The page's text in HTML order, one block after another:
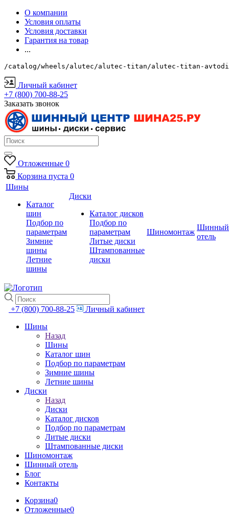
О компании
Условия оплаты
Условия доставки
Гарантия на товар
...
/catalog/wheels/alutec/alutec-titan/alutec-titan-
Личный кабинет
+7 (800) 700-88-25
Заказать звонок
Отложенные 0
Корзина пуста 0
Шины
Каталог
шин
Подбор по
параметрам
Зимние
шины
Летние
шины
Диски
Каталог дисков
Подбор по
параметрам
Литые диски
Штампованные
диски
Шиномонтаж
Шинный
отель
+7 (800) 700-88-25
Личный кабинет
Шины
Назад
Шины
Каталог шин
Подбор по параметрам
Зимние шины
Летние шины
Диски
Назад
Диски
Каталог дисков
Подбор по параметрам
Литые диски
Штампованные диски
Шиномонтаж
Шинный отель
Блог
Контакты
Корзина0
Отложенные0